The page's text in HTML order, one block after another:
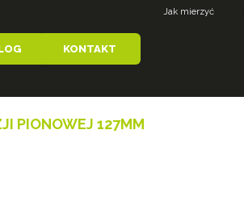
KONTAKT
Jak mierzyć
PIONOWEJ 127MM